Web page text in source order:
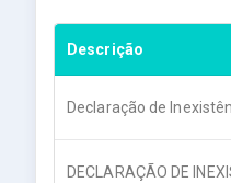
Descrição
Declaração de
DECLARAÇÃO DE